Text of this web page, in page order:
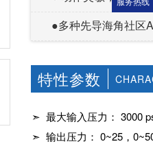
●多种先导海角社区
特性参数
➣ 最大输入压力： 3000
➣ 输出压力： 0~25，